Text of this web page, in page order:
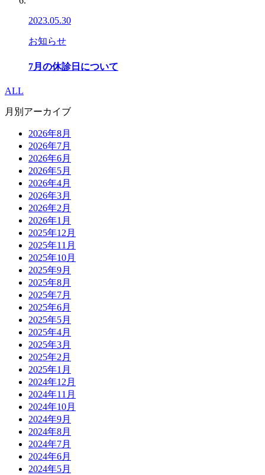
2023.05.30
お知らせ
7月の休診日について
ALL
月別アーカイブ
2026年8月
2026年7月
2026年6月
2026年5月
2026年4月
2026年3月
2026年2月
2026年1月
2025年12月
2025年11月
2025年10月
2025年9月
2025年8月
2025年7月
2025年6月
2025年5月
2025年4月
2025年3月
2025年2月
2025年1月
2024年12月
2024年11月
2024年10月
2024年9月
2024年8月
2024年7月
2024年6月
2024年5月